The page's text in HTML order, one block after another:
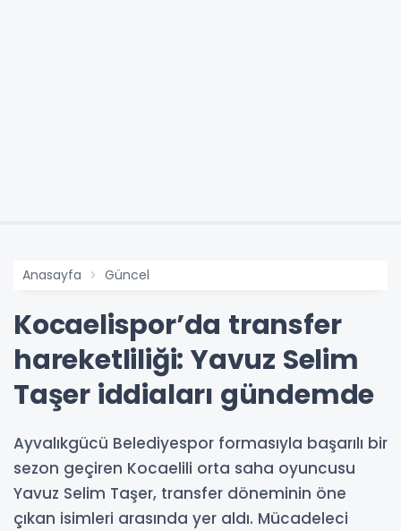
Anasayfa Güncel
Kocaelispor’da transfer
hareketliliği: Yavuz Selim
Taşer iddiaları gündemde
Ayvalıkgücü Belediyespor formasıyla başarılı bir
sezon geçiren Kocaelili orta saha oyuncusu
Yavuz Selim Taşer, transfer döneminin öne
çıkan isimleri arasında yer aldı. Mücadeleci